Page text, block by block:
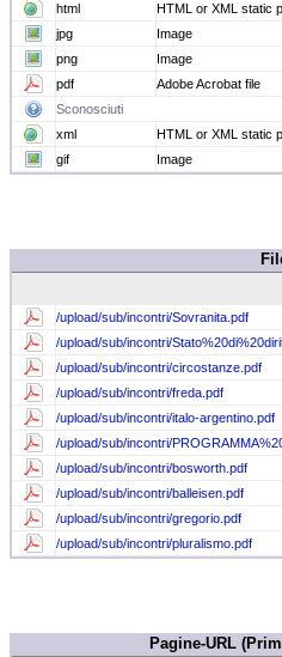
html
HTML or XML static
jpg
Image
png
Image
pdf
Adobe Acrobat file
Sconosciuti
xml
HTML or XML static
gif
Image
/upload/sub/incontri/Sovranita.pdf
/upload/sub/incontri/
/upload/sub/incontri/circostanze.pdf
/upload/sub/incontri/freda.pdf
/upload/sub/incontri/italo-argentino.pdf
/upload/sub/incontri/
/upload/sub/incontri/bosworth.pdf
/upload/sub/incontri/balleisen.pdf
/upload/sub/incontri/gregorio.pdf
/upload/sub/incontri/pluralismo.pdf
Pagine-URL